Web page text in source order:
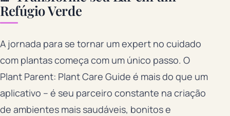
Refúgio Verde
A jornada para se tornar um expert no cuidado
com plantas começa com um único passo. O
Plant Parent: Plant Care Guide é mais do que um
aplicativo – é seu parceiro constante na criação
de ambientes mais saudáveis, bonitos e